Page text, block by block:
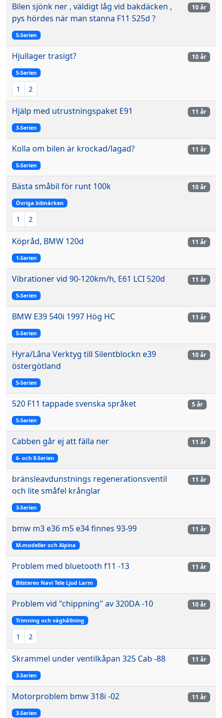
Bilen sjönk ner , väldigt låg vid bakdäcken ,
pys hördes när man stanna F11 525d ?
5-Serien
10 år
Hjullager trasigt?
5-Serien
1 2
10 år
Hjälp med utrustningspaket E91
3-Serien
11 år
Kolla om bilen är krockad/lagad?
5-Serien
11 år
Bästa småbil för runt 100k
Övriga bilmärken
1 2
10 år
Köpråd, BMW 120d
1-Serien
11 år
Vibrationer vid 90-120km/h, E61 LCI 520d
5-Serien
11 år
BMW E39 540i 1997 Hög HC
5-Serien
11 år
Hyra/Låna Verktyg till Silentblockn e39
östergötland
5-Serien
10 år
520 F11 tappade svenska språket
5-Serien
5 år
Cabben går ej att fälla ner
6- och 8-Serien
11 år
bränsleavdunstnings regenerationsventil
och lite småfel krånglar
3-Serien
11 år
bmw m3 e36 m5 e34 finnes 93-99
M-modeller och Alpina
11 år
Problem med bluetooth f11 -13
Bilstereo Navi Tele Ljud Larm
11 år
Problem vid "chippning" av 320DA -10
Trimning och väghållning
1 2
10 år
Skrammel under ventilkåpan 325 Cab -88
3-Serien
11 år
Motorproblem bmw 318i -02
3-Serien
11 år